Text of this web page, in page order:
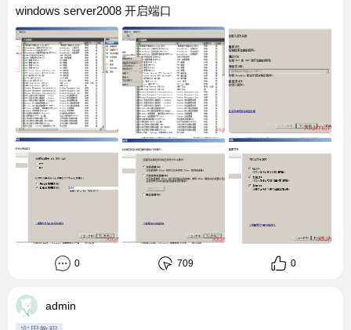
windows server2008 开启端口
0 709 0
admin